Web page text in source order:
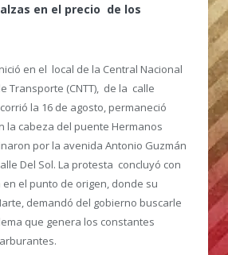
en el precio de los
en el local de la Central Nacional
Transporte (CNTT), de la calle
la 16 de agosto, permaneció
la cabeza del puente Hermanos
por la avenida Antonio Guzmán
Del Sol. La protesta concluyó con
el punto de origen, donde su
demandó del gobierno buscarle
que genera los constantes